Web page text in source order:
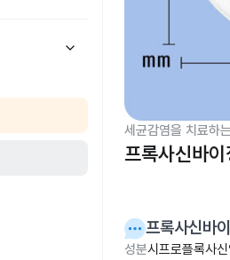
세균감염을 치료하
프록사신바
프록사신바
성분시프로플록사